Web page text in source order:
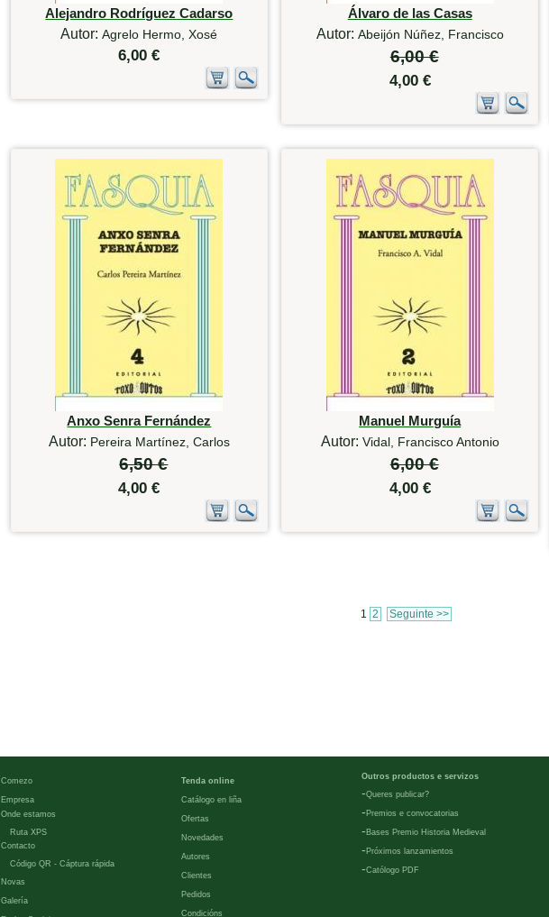
Alejandro Rodríguez Cadarso
Autor:Agrelo Hermo, Xosé
6,00 €
Álvaro de las Casas
Autor: Abeijón Núñez, Francisco
6,00 €
4,00 €
Anxo Senra Fernández
Autor: Pereira Martínez, Carlos
6,50 €
4,00 €
Manuel Murguía
Autor: Vidal, Francisco Antonio
6,00 €
4,00 €
1 2 Seguinte >>
Comezo
Empresa
Onde estamos
Ruta XPS
Contacto
Código QR - Cáptura rápida
Novas
Galería
Tenda online
Catálogo en liña
Ofertas
Novedades
Autores
Clientes
Pedidos
Condicións
Outros productos e servizos
-Queres publicar?
- Premios e convocatorias
- Bases Premio Historia Medieval
- Próximos lanzamientos
-Católogo PDF